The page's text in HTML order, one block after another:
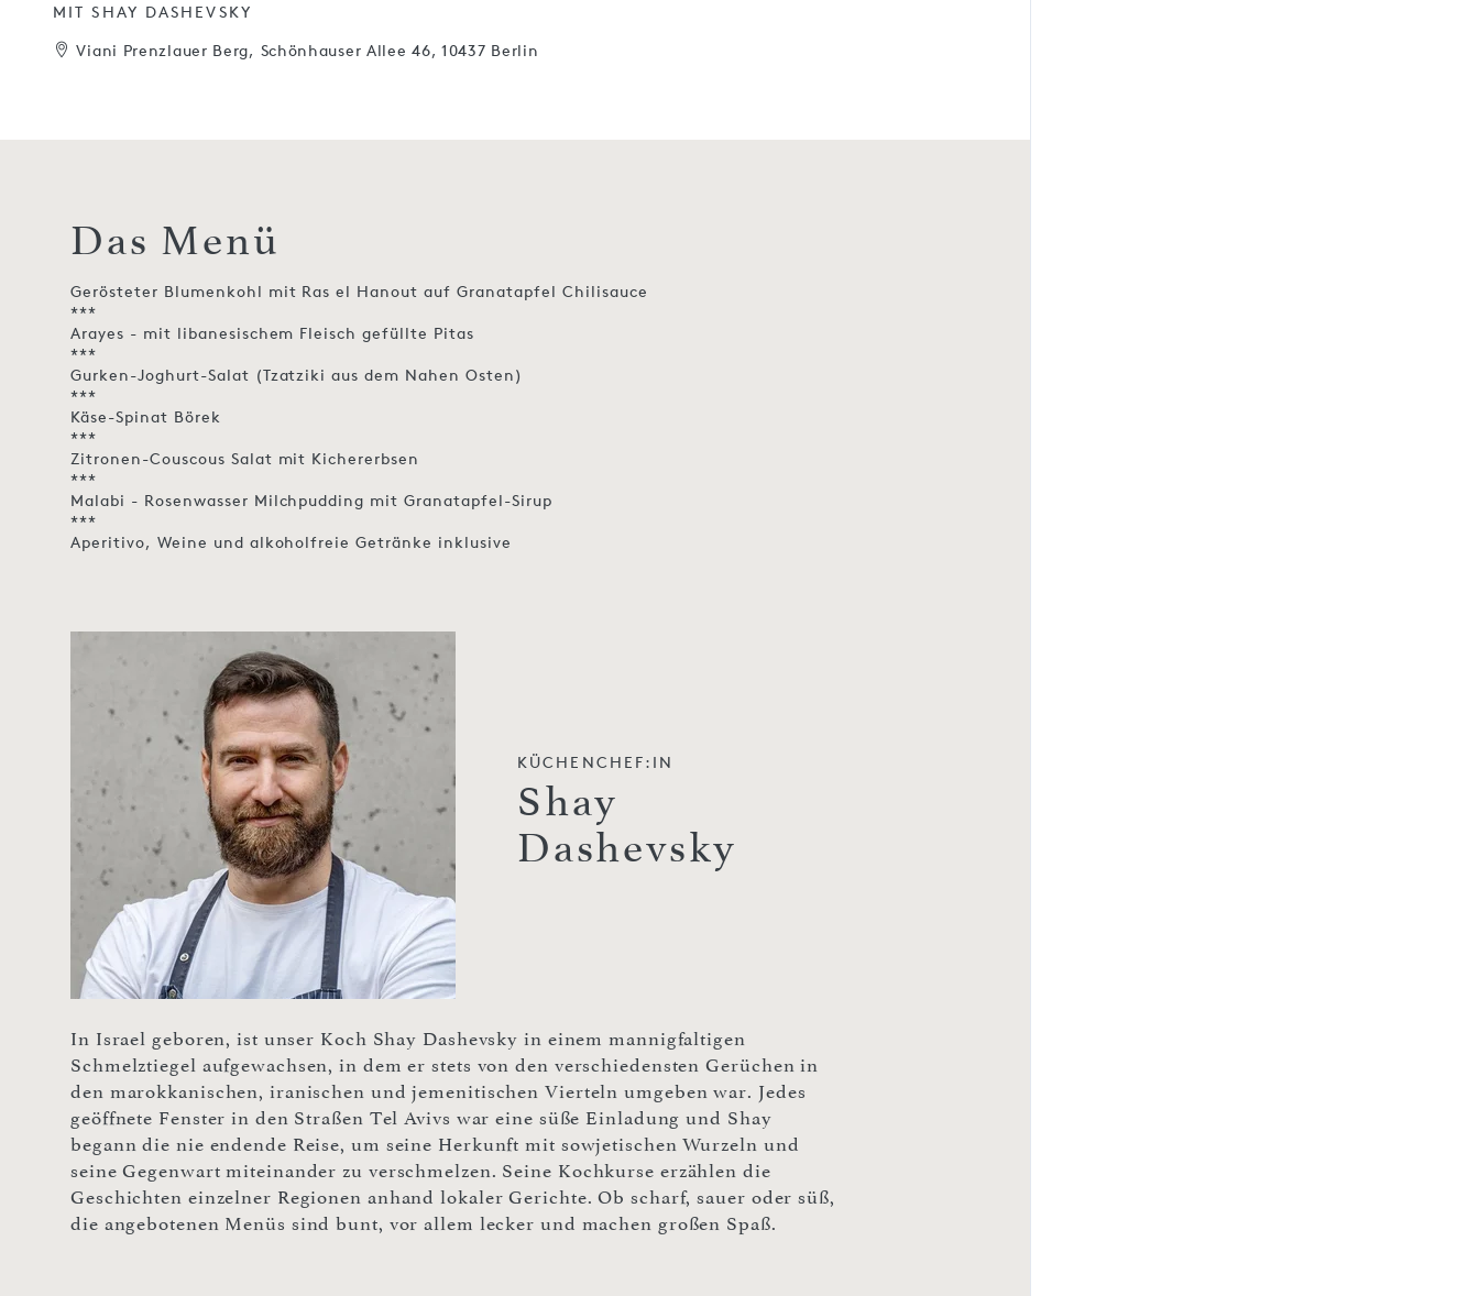
MIT SHAY DASHEVSKY
Viani Prenzlauer Berg, Schönhauser Allee 46, 10437 Berlin
Das Menü
Gerösteter Blumenkohl mit Ras el Hanout auf Granatapfel Chilisauce
***
Arayes - mit libanesischem Fleisch gefüllte Pitas
***
Gurken-Joghurt-Salat (Tzatziki aus dem Nahen Osten)
***
Käse-Spinat Börek
***
Zitronen-Couscous Salat mit Kichererbsen
***
Malabi - Rosenwasser Milchpudding mit Granatapfel-Sirup
***
Aperitivo, Weine und alkoholfreie Getränke inklusive
KÜCHENCHEF:IN
Shay
Dashevsky
In Israel geboren, ist unser Koch Shay Dashevsky in einem mannigfaltigen
Schmelztiegel aufgewachsen, in dem er stets von den verschiedensten Gerüchen in
den marokkanischen, iranischen und jemenitischen Vierteln umgeben war. Jedes
geöffnete Fenster in den Straßen Tel Avivs war eine süße Einladung und Shay
begann die nie endende Reise, um seine Herkunft mit sowjetischen Wurzeln und
seine Gegenwart miteinander zu verschmelzen. Seine Kochkurse erzählen die
Geschichten einzelner Regionen anhand lokaler Gerichte. Ob scharf, sauer oder süß,
die angebotenen Menüs sind bunt, vor allem lecker und machen großen Spaß.